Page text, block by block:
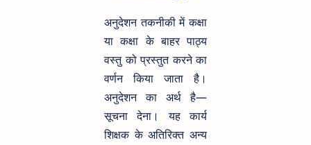
अनुदेशन तकनीकी में कक्षा
या कक्षा के बाहर पाठ्य
वस्तु को प्रस्तुत करने का
वर्णन किया जाता है।
अनुदेशन का अर्थ है—
सूचना देना। यह कार्य
शिक्षक के अतिरिक्त अन्य